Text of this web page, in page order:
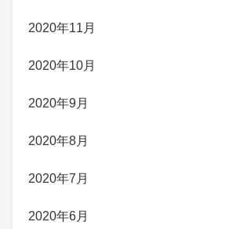
2020年11月
2020年10月
2020年9月
2020年8月
2020年7月
2020年6月